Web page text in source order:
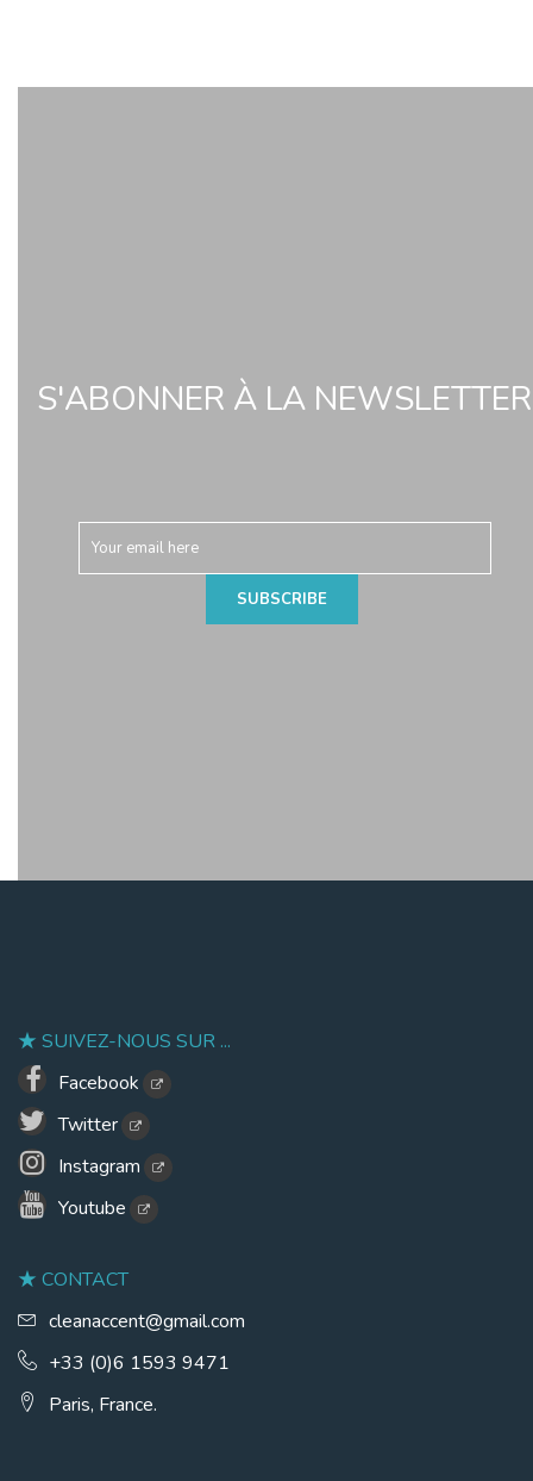
S'ABONNER À LA NEWSLETTER
SUIVEZ-NOUS SUR ...
Facebook
Twitter
Instagram
Youtube
CONTACT
cleanaccent@gmail.com
+33 (0)6 1593 9471
Paris, France.